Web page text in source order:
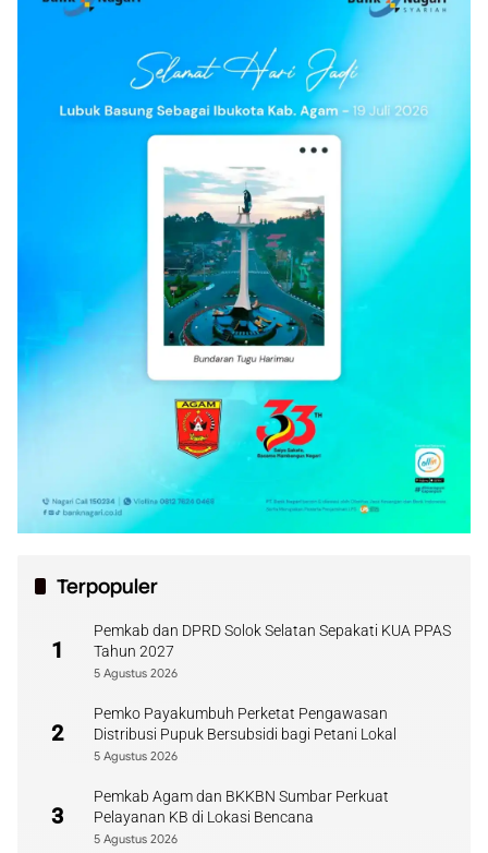
Terpopuler
1
Pemkab dan DPRD Solok Selatan Sepakati KUA PPAS
Tahun 2027
5 Agustus 2026
2
Pemko Payakumbuh Perketat Pengawasan
Distribusi Pupuk Bersubsidi bagi Petani Lokal
5 Agustus 2026
3
Pemkab Agam dan BKKBN Sumbar Perkuat
Pelayanan KB di Lokasi Bencana
5 Agustus 2026